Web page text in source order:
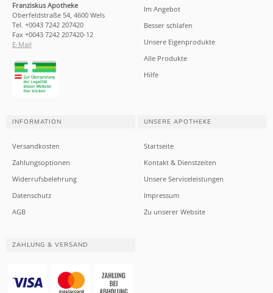
Franziskus Apotheke
Oberfeldstraße 54, 4600 Wels
Tel. +0043 7242 207420
Fax +0043 7242 207420-12
E-Mail
Im Angebot
Besser schlafen
Unsere Eigenprodukte
Alle Produkte
Hilfe
INFORMATION
Versandkosten
Zahlungsoptionen
Widerrufsbelehrung
Datenschutz
AGB
UNSERE APOTHEKE
Startseite
Kontakt & Dienstzeiten
Unsere Serviceleistungen
Impressum
Zu unserer Website
ZAHLUNG & VERSAND